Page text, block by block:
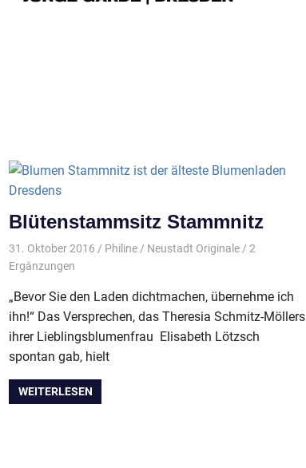
Blütenstammsitz Stammnitz
31. Oktober 2016 Philine Neustadt Originale/ 2
Ergänzungen
„Bevor Sie den Laden dichtmachen, übernehme ich
ihn!“ Das Versprechen, das Theresia Schmitz-Möllers
ihrer Lieblingsblumenfrau Elisabeth Lötzsch
spontan gab, hielt
WEITERLESEN